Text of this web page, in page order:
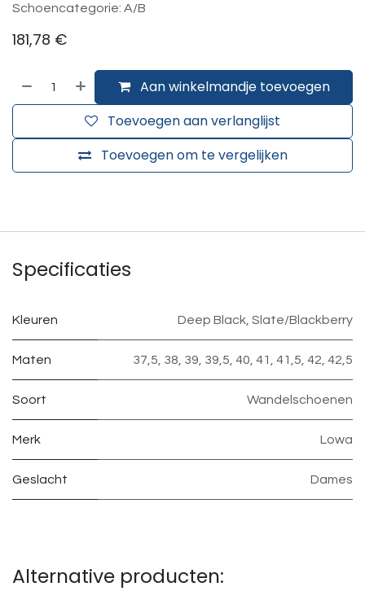
Schoencategorie: A/B
181,78 €
Aan winkelmandje toevoegen
Toevoegen om te vergelijken
Toevoegen aan verlanglijst
Specificaties
Kleuren Deep Black, Slate/Blackberry
Maten 37,5, 38, 39, 39,5, 40, 41 , 41,5, 42, 42,5
Soort Wandelschoenen
Merk Lowa
Geslacht Dames
Alternative producten: